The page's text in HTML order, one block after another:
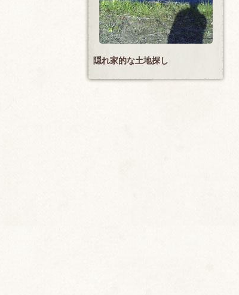
隠れ家的な土地探し